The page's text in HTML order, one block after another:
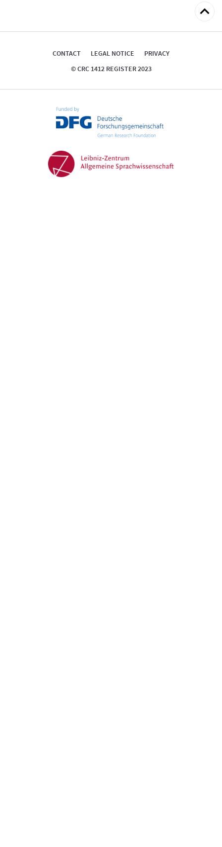
Back
top
CONTACT LEGAL NOTICE
PRIVACY
© CRC 1412 REGISTER 2023